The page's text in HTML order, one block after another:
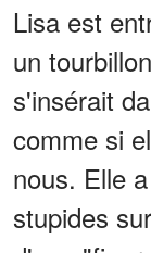
Lisa est
un
s'insérait
comme si
nous. Elle
stupides